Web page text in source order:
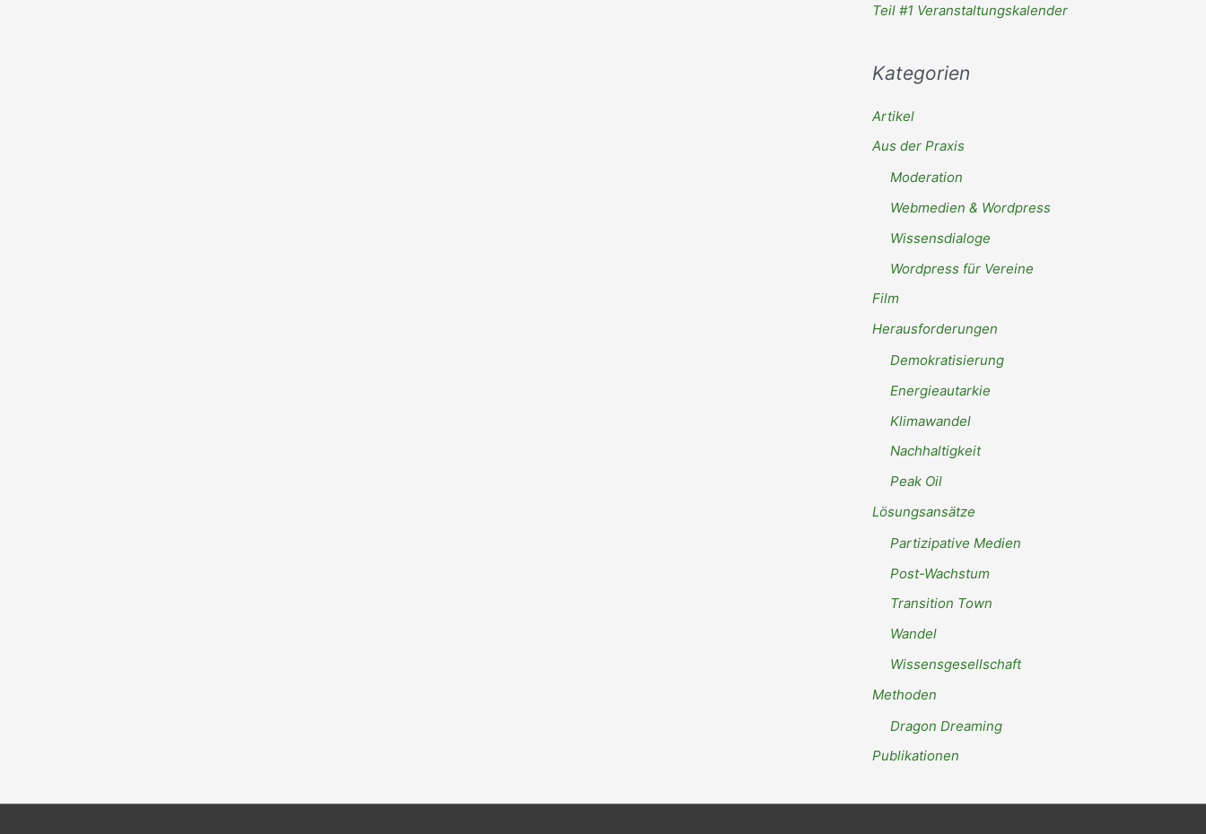
Teil #1 Veranstaltungskalender
Kategorien
Artikel
Aus der Praxis
Moderation
Webmedien & Wordpress
Wissensdialoge
Wordpress für Vereine
Film
Herausforderungen
Demokratisierung
Energieautarkie
Klimawandel
Nachhaltigkeit
Peak Oil
Lösungsansätze
Partizipative Medien
Post-Wachstum
Transition Town
Wandel
Wissensgesellschaft
Methoden
Dragon Dreaming
Publikationen